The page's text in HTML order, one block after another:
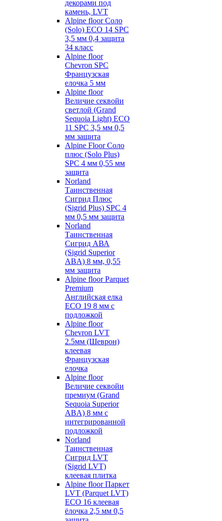
декорами под
камень, LVT
Alpine floor Соло
(Solo) ECO 14 SPC
3,5 мм 0,4 защита
34 класс
Alpine floor
Chevron SPC
Французская
елочка 5 мм
Alpine floor
Величие секвойи
светлой (Grand
Sequoia Light) ECO
11 SPC 3,5 мм 0,5
мм защита
Alpine Floor Соло
плюс (Solo Plus)
SPC 4 мм 0,55 мм
защита
Norland
Таинственная
Сигрид Плюс
(Sigrid Plus) SPC 4
мм 0,5 мм защита
Norland
Таинственная
Сигрид АВА
(Sigrid Superior
ABA) 8 мм, 0,55
мм защита
Alpine floor Parquet
Premium
Английская елка
ECO 19 8 мм с
подложкой
Alpine floor
Chevron LVT
2.5мм (Шеврон)
клеевая
Французская
елочка
Alpine floor
Величие секвойи
премиум (Grand
Sequoia Superior
ABA) 8 мм с
интегрированной
подложкой
Norland
Таинственная
Сигрид LVT
(Sigrid LVT)
клеевая плитка
Alpine floor Паркет
LVT (Parquet LVT)
ECO 16 клеевая
ёлочка 2,5 мм 0,5